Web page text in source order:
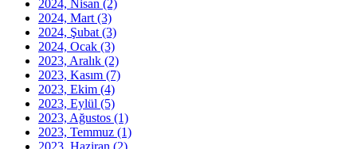
2024, Nisan (2)
2024, Mart (3)
2024, Şubat (3)
2024, Ocak (3)
2023, Aralık (2)
2023, Kasım (7)
2023, Ekim (4)
2023, Eylül (5)
2023, Ağustos (1)
2023, Temmuz (1)